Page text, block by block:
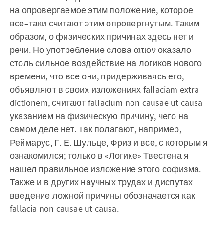
на опровергаемое этим положение, которое
все–таки считают этим опровергнутым. Таким
образом, о физических причинах здесь нет и
речи. Но употребление слова αιτιον оказало
столь сильное воздействие на логиков нового
времени, что все они, придерживаясь его,
объявляют в своих изложениях fallaciam extra
dictionem, считают fallacium non causae ut causa
указанием на физическую причину, чего на
самом деле нет. Так полагают, например,
Реймарус, Г. Е. Шульце, Фриз и все, с которым я
ознакомился; только в «Логике» Твестена я
нашел правильное изложение этого софизма.
Также и в других научных трудах и диспутах
введение ложной причины обозначается как
fallacia non causae ut causa.